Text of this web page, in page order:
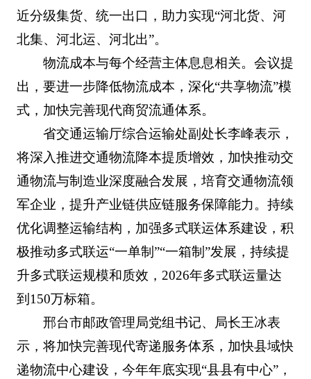
近分级集货、统一出口，助力实现“河北货、河
北集、河北运、河北出”。
物流成本与每个经营主体息息相关。会议提
出，要进一步降低物流成本，深化“共享物流”模
式，加快完善现代商贸流通体系。
省交通运输厅综合运输处副处长李峰表示，
将深入推进交通物流降本提质增效，加快推动交
通物流与制造业深度融合发展，培育交通物流领
军企业，提升产业链供应链服务保障能力。持续
优化调整运输结构，加强多式联运体系建设，积
极推动多式联运“一单制”“一箱制”发展，持续提
升多式联运规模和质效，2026年多式联运量达
到150万标箱。
邢台市邮政管理局党组书记、局长王冰表
示，将加快完善现代寄递服务体系，加快县域快
递物流中心建设，今年年底实现“县县有中心”，